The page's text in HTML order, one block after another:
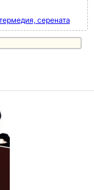
серената